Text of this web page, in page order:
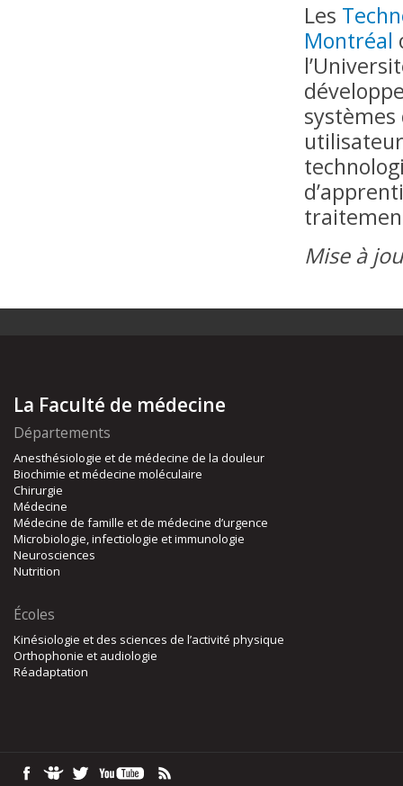
Les
Montréal
Mise à
La Faculté de médecine
Départements
Anesthésiologie et de médecine de la douleur
Biochimie et médecine moléculaire
Chirurgie
Médecine
Médecine de famille et de médecine d’urgence
Microbiologie, infectiologie et immunologie
Neurosciences
Nutrition
Écoles
Kinésiologie et des sciences de l’activité physique
Orthophonie et audiologie
Réadaptation